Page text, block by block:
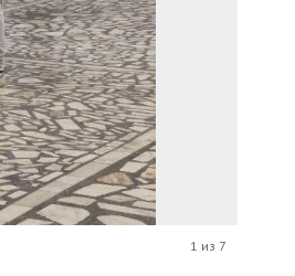
1 из 7